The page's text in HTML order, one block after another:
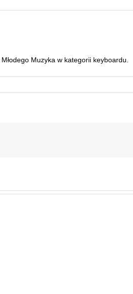
Muzyka w kategorii keyboardu.